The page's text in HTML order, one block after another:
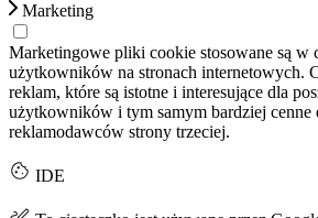
Marketing
Marketingowe pliki cookie stosowane są w
użytkowników na stronach internetowych.
reklam, które są istotne i interesujące dla
użytkowników i tym samym bardziej
reklamodawców strony trzeciej.
IDE